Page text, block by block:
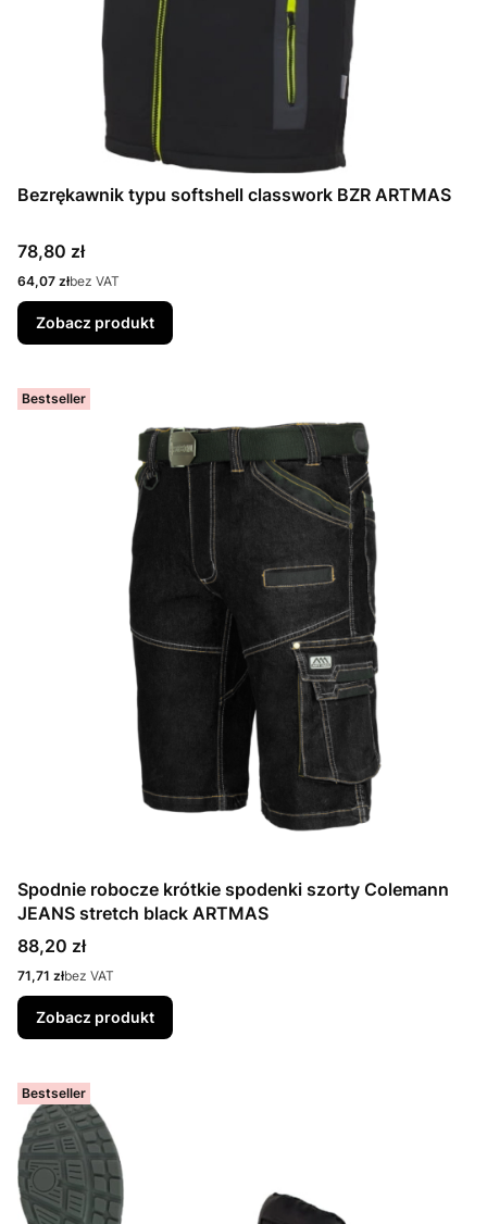
Bezrękawnik typu softshell classwork BZR ARTMAS
Cena
78,80 zł
Cena
64,07 złbez VAT
Zobacz produkt
Bestseller
Spodnie robocze krótkie spodenki szorty Colemann
JEANS stretch black ARTMAS
Cena
88,20 zł
Cena
71,71 złbez VAT
Zobacz produkt
Bestseller